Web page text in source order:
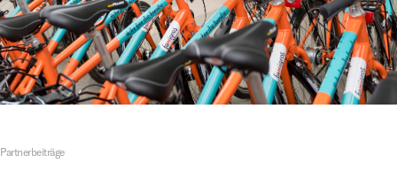
Partnerbeiträge